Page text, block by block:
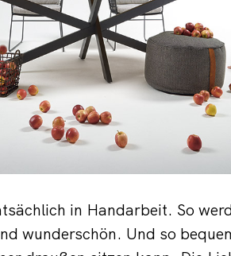
in Handarbeit. So
wunderschön. Und so